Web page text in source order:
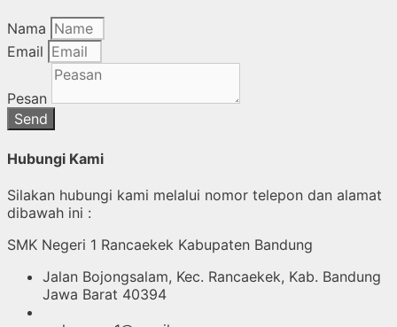
Nama
Email
Pesan
Send
Hubungi Kami
Silakan hubungi kami melalui nomor telepon dan alamat
dibawah ini :
SMK Negeri 1 Rancaekek Kabupaten Bandung
Jalan Bojongsalam, Kec. Rancaekek, Kab. Bandung
Jawa Barat 40394